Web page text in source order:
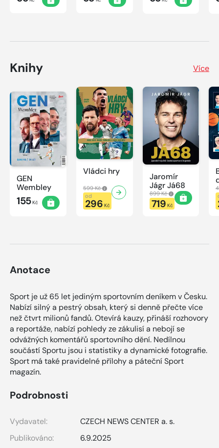
Vémola
českého
Knihy Více
GEN
Wembley
155Kč
Vládci hry
599 Kč
od
296 Kč
Jaromír
Jágr Já68
899 Kč
719 Kč
Anotace
Sport je už 65 let jediným sportovním deníkem v Česku.
Nabízí silný a pestrý obsah, který si denně přečte více
než čtvrt milionů fandů. Otevírá kauzy, přináší rozhovory
a reportáže, nabízí pohledy ze zákulisí a nebojí se
odvážných komentářů sportovního dění. Nedílnou
součástí Sportu jsou i statistiky a dynamické fotografie.
Sport má také pravidelné přílohy a páteční Sport
magazín.
Podrobnosti
Vydavatel:
CZECH NEWS CENTER a. s.
Publikováno:
6.9.2025